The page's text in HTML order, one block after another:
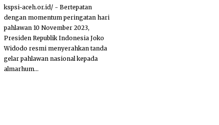
kspsi-aceh.or.id/ - Bertepatan
dengan momentum peringatan hari
pahlawan 10 November 2023,
Presiden Republik Indonesia Joko
Widodo resmi menyerahkan tanda
gelar pahlawan nasional kepada
almarhum...